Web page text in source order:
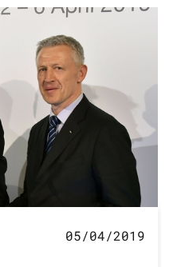
05/04/2019